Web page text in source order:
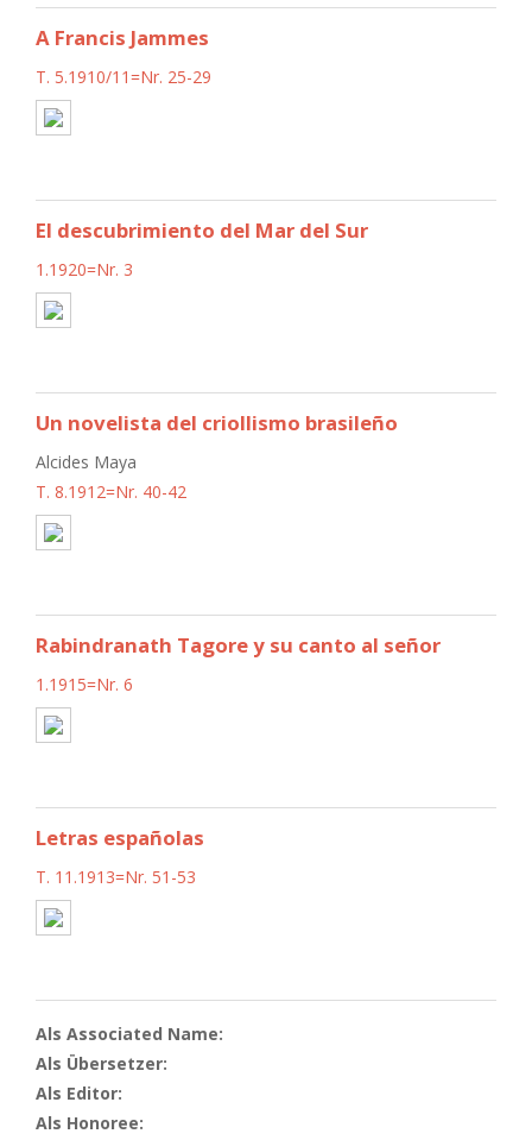
A Francis Jammes
T. 5.1910/11=Nr. 25-29
El descubrimiento del Mar del Sur
1.1920=Nr. 3
Un novelista del criollismo brasileño
Alcides Maya
T. 8.1912=Nr. 40-42
Rabindranath Tagore y su canto al señor
1.1915=Nr. 6
Letras españolas
T. 11.1913=Nr. 51-53
Als Associated Name:
Als Übersetzer:
Als Editor:
Als Honoree: